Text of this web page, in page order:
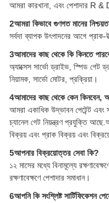
আমরা কারখানা, এবং পেশাদার R
2আমরা কিভাবে গুণগত মানের
সর্বদা ব্যাপক উৎপাদনের আগে প্রাক-
3আমাদের কাছ থেকে কি কিনতে
অ্যাক্সেস সার্ভো ড্রাইভ, স্পিড গেট
নিয়ামক, সার্ভো মোটর, প্রক্রিয়া।
4আমাদের কাছ থেকে কেন কিনবেন,
আমরা একাধিক উদ্ভাবন পেটেন্ট
চ্যানেল গেট নিয়ন্ত্রণ প্রযুক্তি
বিক্রয় এবং প্রাক বিক্রয় এবং
5আপনার বিক্রয়োত্তর সেবা কি?
১২ মাসের মধ্যে বিনামূল্যে
রক্ষণাবেক্ষণে পেশাদার সমাধান।
6আপনি কি সংশ্লিষ্ট সার্টিফিকেশন